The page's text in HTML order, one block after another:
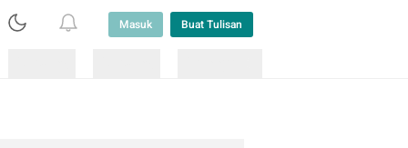
Masuk Buat Tulisan